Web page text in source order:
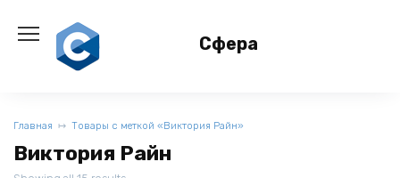
содержанию
Сфера
Главная Товары с меткой «Виктория Райн»
Виктория Райн